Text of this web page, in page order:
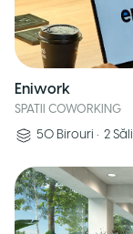
Eniwork
SPATII COWORKING
50 Birouri • 2 Săli